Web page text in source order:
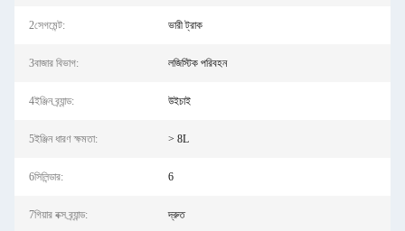
2সেগমেন্ট: ভারী ট্রাক
3বাজার বিভাগ: লজিস্টিক পরিবহন
4ইঞ্জিন ব্র্যান্ড: উইচাই
5ইঞ্জিন ধারণ ক্ষমতা: > 8L
6সিলিন্ডার: 6
7গিয়ার বক্স ব্র্যান্ড: দ্রুত